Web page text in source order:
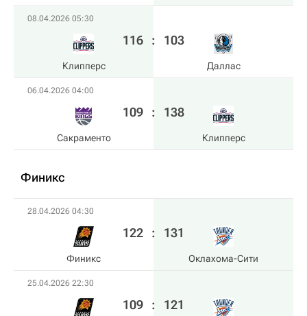
08.04.2026 05:30
Клипперс
116 : 103
Даллас
06.04.2026 04:00
Сакраменто
109 : 138
Клипперс
Финикс
28.04.2026 04:30
Финикс
122 : 131
Оклахома-Сити
25.04.2026 22:30
109 : 121